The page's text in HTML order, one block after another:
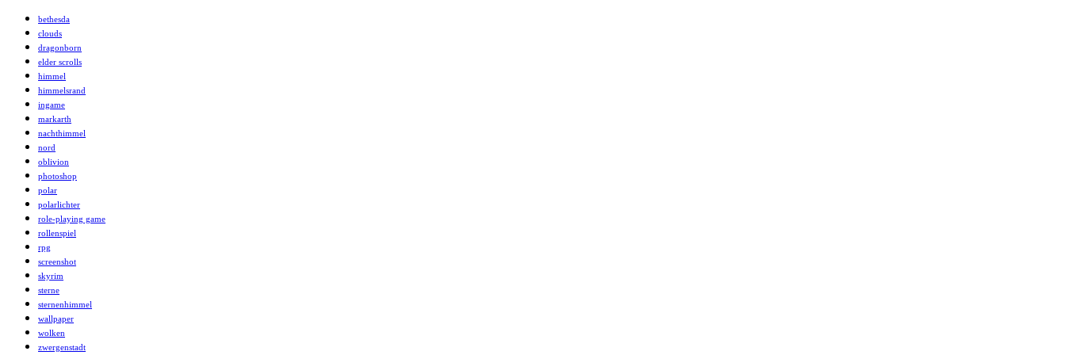
bethesda
clouds
dragonborn
elder scrolls
himmel
himmelsrand
ingame
markarth
nachthimmel
nord
oblivion
photoshop
polar
polarlichter
role-playing game
rollenspiel
rpg
screenshot
skyrim
sterne
sternenhimmel
wallpaper
wolken
zwergenstadt